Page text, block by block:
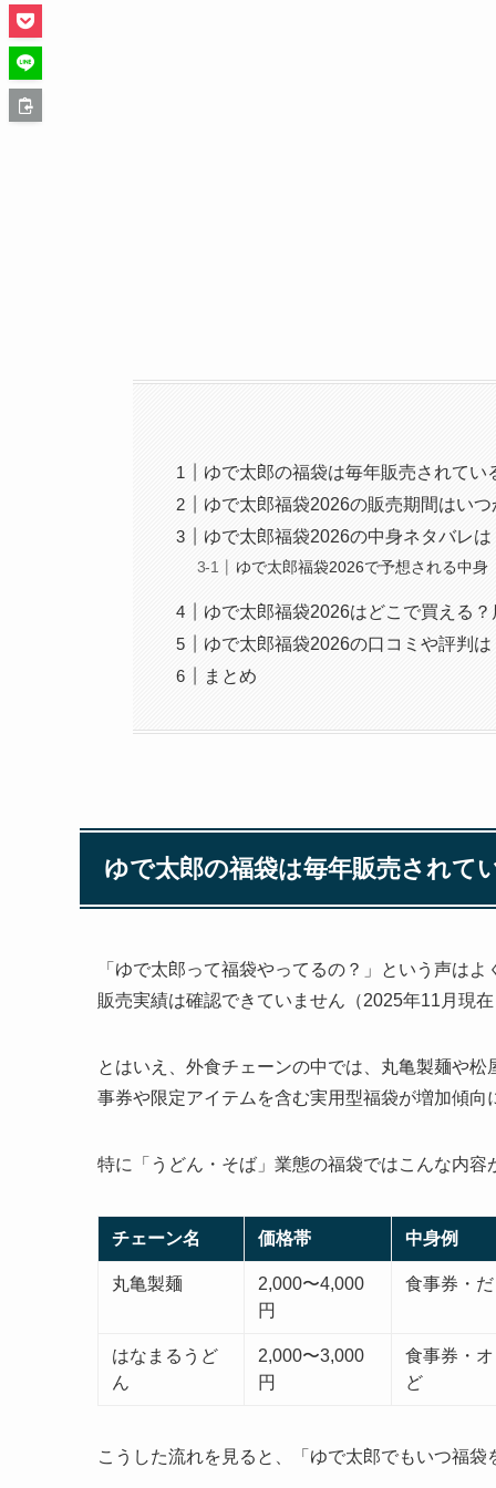
ゆで太郎の福袋は毎年販売されてい
ゆで太郎福袋2026の販売期間はい
ゆで太郎福袋2026の中身ネタバレは
ゆで太郎福袋2026で予想される中身
ゆで太郎福袋2026はどこで買える
ゆで太郎福袋2026の口コミや評判は
まとめ
ゆで太郎の福袋は毎年販売されて
「ゆで太郎って福袋やってるの？」という声は
販売実績は確認できていません（2025年11月現
とはいえ、外食チェーンの中では、丸亀製麺や
事券や限定アイテムを含む実用型福袋が増加傾向
特に「うどん・そば」業態の福袋ではこんな内容
チェーン名 価格帯 中身例
丸亀製麺
2,000〜4,000
円
食事券・
はなまるうど
ん
2,000〜3,000
円
食事券・
ど
こうした流れを見ると、「ゆで太郎でもいつ福